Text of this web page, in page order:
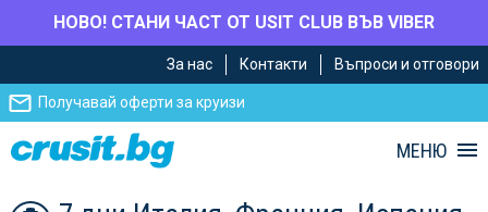
НОВО! СТАНИ ЧАСТ ОТ USIT CLUB ВЪВ VIBER
главното
съдържание
Навигацията
За нас Контакти Въпроси и отговори
Получавай оферти за круизи
МЕНЮ